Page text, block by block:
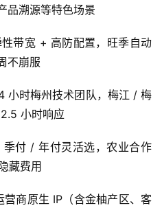
品溯源等特色场景
性带宽 + 高防配置，旺季自动
不崩服
小时梅州技术团队，梅江 / 梅
小时响应
季付 / 年付灵活选，农业合作
藏费用
营商原生 IP（含金柚产区、客